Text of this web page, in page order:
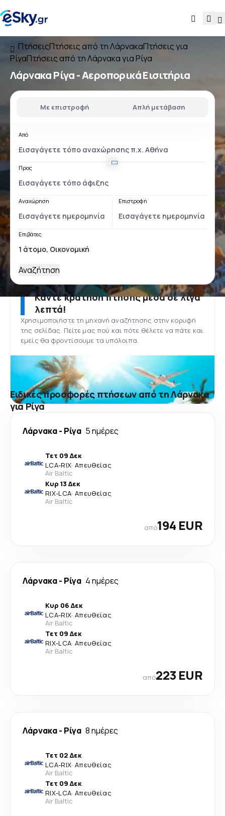
ΠτήσειςΠτήσεις από τη ΛάρνακαΠτήσεις για
ΡίγαΠτήσεις από τη Λάρνακα για Ρίγα
Λάρνακα Ρίγα- Αεροπορικά Εισιτήρια
Με επιστροφή Απλή μετάβαση
Από
Προς
Αναχώρηση Επιστροφή
Επιβάτες
Αναζήτηση
Κάντε κράτηση πτήσης μέσα σε λίγα
λεπτά!
Χρησιμοποιήστε τη μηχανή αναζήτησης στην κορυφή
της σελίδας. Πείτε μας πού και πότε θέλετε να πάτε και
εμείς θα φροντίσουμε τα υπόλοιπα.
Ειδικές προσφορές πτήσεων από τη Λάρνακα
για Ρίγα
Λάρνακα- Ρίγα 5 ημέρες
Τετ 09 Δεκ
LCA-RIX· Απευθείας
Air Baltic
Κυρ 13 Δεκ
RIX-LCA· Απευθείας
Air Baltic
από194 EUR
Λάρνακα- Ρίγα 4 ημέρες
Κυρ 06 Δεκ
LCA-RIX· Απευθείας
Air Baltic
Τετ 09 Δεκ
RIX-LCA· Απευθείας
Air Baltic
από223 EUR
Λάρνακα- Ρίγα 8 ημέρες
Τετ 02 Δεκ
LCA-RIX· Απευθείας
Air Baltic
Τετ 09 Δεκ
RIX-LCA· Απευθείας
Air Baltic